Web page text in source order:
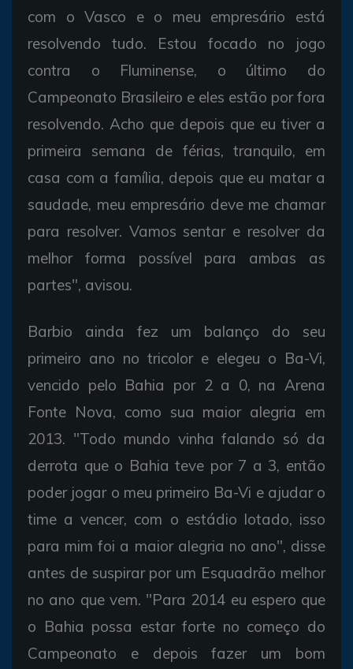
com o Vasco e o meu empresário está
resolvendo tudo. Estou focado no jogo
contra o Fluminense, o último do
Campeonato Brasileiro e eles estão por fora
resolvendo. Acho que depois que eu tiver a
primeira semana de férias, tranquilo, em
casa com a família, depois que eu matar a
saudade, meu empresário deve me chamar
para resolver. Vamos sentar e resolver da
melhor forma possível para ambas as
partes", avisou.
Barbio ainda fez um balanço do seu
primeiro ano no tricolor e elegeu o Ba-Vi,
vencido pelo Bahia por 2 a 0, na Arena
Fonte Nova, como sua maior alegria em
2013. "Todo mundo vinha falando só da
derrota que o Bahia teve por 7 a 3, então
poder jogar o meu primeiro Ba-Vi e ajudar o
time a vencer, com o estádio lotado, isso
para mim foi a maior alegria no ano", disse
antes de suspirar por um Esquadrão melhor
no ano que vem. "Para 2014 eu espero que
o Bahia possa estar forte no começo do
Campeonato e depois fazer um bom